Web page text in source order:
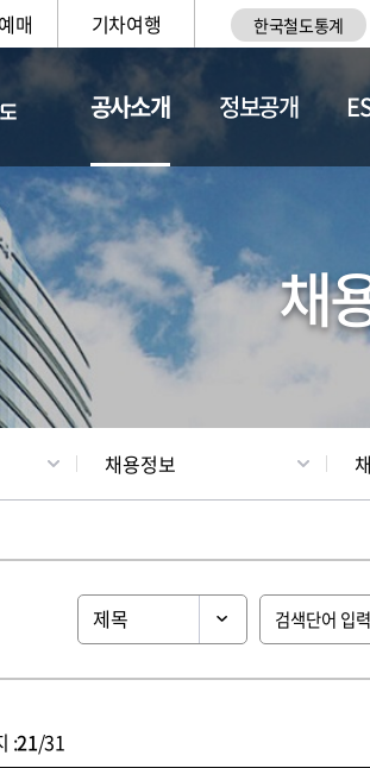
매 기차여행 한국철도통계
공사소개
일반현황
정보공개
채
채용정보
:21/31